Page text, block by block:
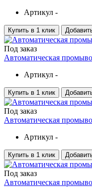
Артикул -
Купить в 1 клик
Под заказ
Автоматическая
Артикул -
Купить в 1 клик
Под заказ
Автоматическая
Артикул -
Купить в 1 клик
Под заказ
Автоматическая